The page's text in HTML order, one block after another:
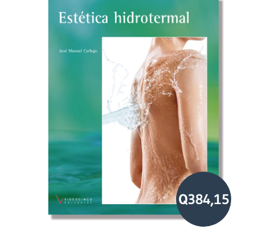
Q384,15